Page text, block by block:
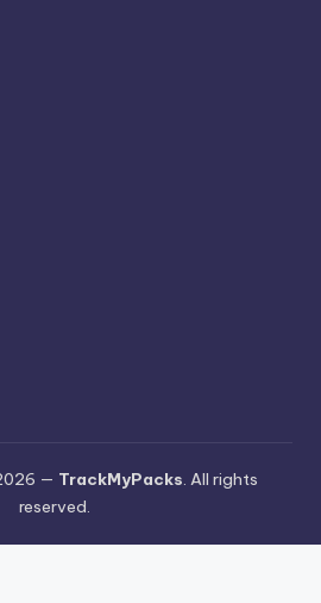
— TrackMyPacks. All rights
reserved.